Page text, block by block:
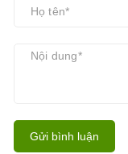
Gửi bình luận